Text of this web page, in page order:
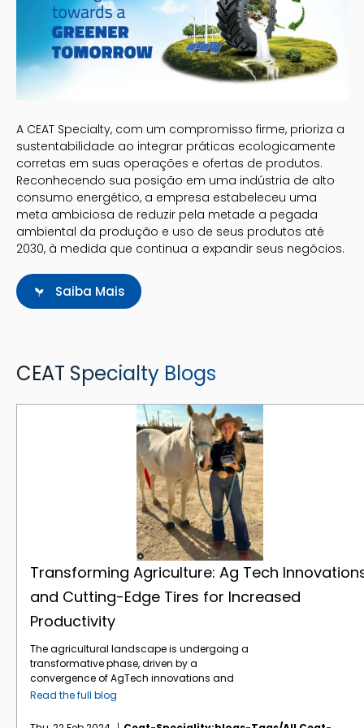
A CEAT Specialty, com um compromisso firme, prioriza a
sustentabilidade ao integrar práticas ecologicamente
corretas em suas operações e ofertas de produtos.
Reconhecendo sua posição em uma indústria de alto
consumo energético, a empresa estabeleceu uma
meta ambiciosa de reduzir pela metade a pegada
ambiental da produção e uso de seus produtos até
2030, à medida que continua a expandir seus negócios.
Saiba Mais
CEAT Specialty Blogs
Transforming Agriculture: Ag Tech
and Cutting-Edge Tires for Increased
Productivity
The agricultural landscape is undergoing a
transformative phase, driven by a
convergence of AgTech innovations and
cutting-edge tire technologies. In 2023, the
embraced advancements to adapt to
Read the full blog